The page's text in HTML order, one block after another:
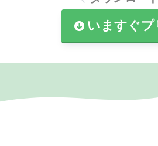
いますぐ